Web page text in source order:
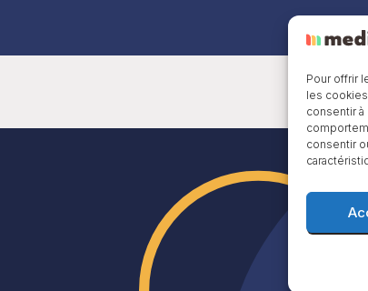
Pour offrir
les
consentir
consentir